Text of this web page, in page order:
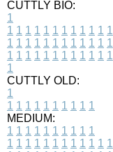
CUTTLY BIO:
1
1 1 1 1 1 1 1 1 1 1 1 1
1 1 1 1 1 1 1 1 1 1 1 1
1 1 1 1 1 1 1 1 1 1 1 1
1
CUTTLY OLD:
1
1 1 1 1 1 1 1 1 1 1
MEDIUM:
1 1 1 1 1 1 1 1 1 1
1 1 1 1 1 1 1 1 1 1 1 1